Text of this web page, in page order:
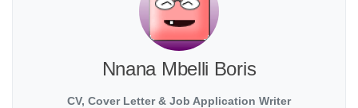
Nnana Mbelli Boris
CV, Cover Letter & Job Application Writer